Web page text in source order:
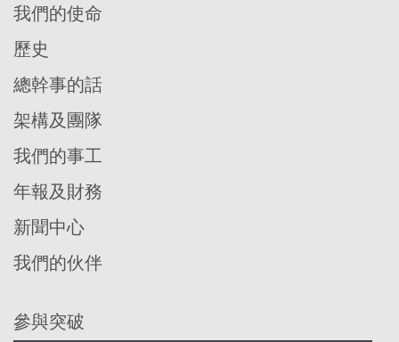
我們的使命
歷史
總幹事的話
架構及團隊
我們的事工
年報及財務
新聞中心
我們的伙伴
參與突破